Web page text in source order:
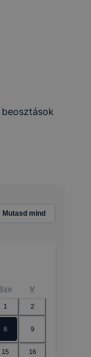
Mutasd mind
Szo V
1 2
8 9
15 16